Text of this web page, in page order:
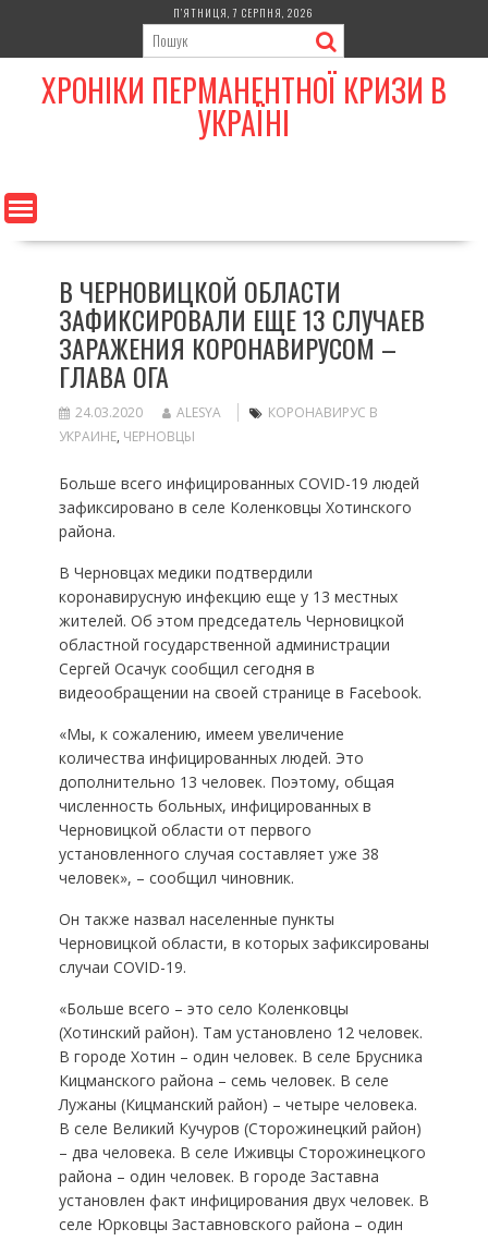
content
П’ЯТНИЦЯ, 7 СЕРПНЯ, 2026
ХРОНІКИ ПЕРМАНЕНТНОЇ КРИЗИ В
УКРАЇНІ
В ЧЕРНОВИЦКОЙ ОБЛАСТИ
ЗАФИКСИРОВАЛИ ЕЩЕ 13 СЛУЧАЕВ
ЗАРАЖЕНИЯ КОРОНАВИРУСОМ –
ГЛАВА ОГА
24.03.2020 ALESYA
КОРОНАВИРУС В
УКРАИНЕ, ЧЕРНОВЦЫ
Больше всего инфицированных COVID-19 людей
зафиксировано в селе Коленковцы Хотинского
района.
В Черновцах медики подтвердили
коронавирусную инфекцию еще у 13 местных
жителей. Об этом председатель Черновицкой
областной государственной администрации
Сергей Осачук сообщил сегодня в
видеообращении на своей странице в Facebook.
«Мы, к сожалению, имеем увеличение
количества инфицированных людей. Это
дополнительно 13 человек. Поэтому, общая
численность больных, инфицированных в
Черновицкой области от первого
установленного случая составляет уже 38
человек», – сообщил чиновник.
Он также назвал населенные пункты
Черновицкой области, в которых зафиксированы
случаи COVID-19.
«Больше всего – это село Коленковцы
(Хотинский район). Там установлено 12 человек.
В городе Хотин – один человек. В селе Брусника
Кицманского района – семь человек. В селе
Лужаны (Кицманский район) – четыре человека.
В селе Великий Кучуров (Сторожинецкий район)
– два человека. В селе Иживцы Сторожинецкого
района – один человек. В городе Заставна
установлен факт инфицирования двух человек. В
селе Юрковцы Заставновского района – один